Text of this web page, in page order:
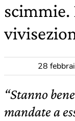
scimmie.
28
“Stanno
mandate a